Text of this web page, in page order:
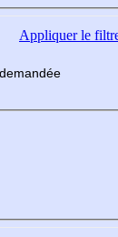
Appliquerle
demandée